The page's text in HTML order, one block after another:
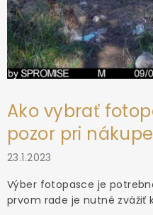
Ako vybrať
pozor pri nákupe
23.1.2023
Výber fotopasce je
prvom rade je nutné zvážiť